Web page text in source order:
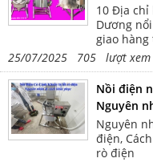
10 Địa chỉ
Dương
giao
những
được
25/07/2025 705 lượt xem
Nồi điện
Nguyên
Nguyên
điện,
rò điện